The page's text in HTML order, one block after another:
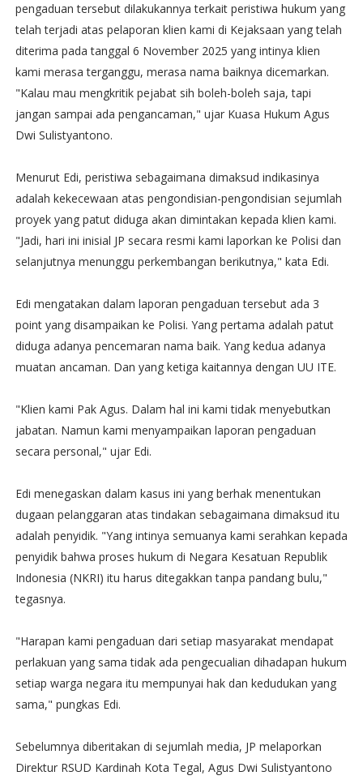
pengaduan tersebut dilakukannya terkait peristiwa hukum yang
telah terjadi atas pelaporan klien kami di Kejaksaan yang telah
diterima pada tanggal 6 November 2025 yang intinya klien
kami merasa terganggu, merasa nama baiknya dicemarkan.
"Kalau mau mengkritik pejabat sih boleh-boleh saja, tapi
jangan sampai ada pengancaman," ujar Kuasa Hukum Agus
Dwi Sulistyantono.
Menurut Edi, peristiwa sebagaimana dimaksud indikasinya
adalah kekecewaan atas pengondisian-pengondisian sejumlah
proyek yang patut diduga akan dimintakan kepada klien kami.
"Jadi, hari ini inisial JP secara resmi kami laporkan ke Polisi dan
selanjutnya menunggu perkembangan berikutnya," kata Edi.
Edi mengatakan dalam laporan pengaduan tersebut ada 3
point yang disampaikan ke Polisi. Yang pertama adalah patut
diduga adanya pencemaran nama baik. Yang kedua adanya
muatan ancaman. Dan yang ketiga kaitannya dengan UU ITE.
"Klien kami Pak Agus. Dalam hal ini kami tidak menyebutkan
jabatan. Namun kami menyampaikan laporan pengaduan
secara personal," ujar Edi.
Edi menegaskan dalam kasus ini yang berhak menentukan
dugaan pelanggaran atas tindakan sebagaimana dimaksud itu
adalah penyidik. "Yang intinya semuanya kami serahkan kepada
penyidik bahwa proses hukum di Negara Kesatuan Republik
Indonesia (NKRI) itu harus ditegakkan tanpa pandang bulu,"
tegasnya.
"Harapan kami pengaduan dari setiap masyarakat mendapat
perlakuan yang sama tidak ada pengecualian dihadapan hukum
setiap warga negara itu mempunyai hak dan kedudukan yang
sama," pungkas Edi.
Sebelumnya diberitakan di sejumlah media, JP melaporkan
Direktur RSUD Kardinah Kota Tegal, Agus Dwi Sulistyantono